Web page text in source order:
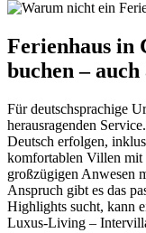
Ferienhaus in
buchen –
Für deutschsprachige
herausragenden
Deutsch erfolgen,
komfortablen Villen mit
großzügigen Anwesen
Anspruch gibt es das
Highlights sucht, kann
Luxus-Living –